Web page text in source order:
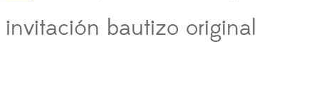
invitación bautizo original